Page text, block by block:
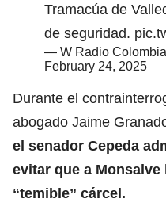
Tramacúa de
de seguridad.
— W Radio
February 24, 2025
Durante el
abogado Jaime
el senador Cepeda
evitar que a
“temible” cárcel.